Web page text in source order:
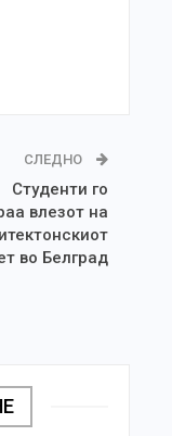
СЛЕДНО
Студенти го
влезот на
во Белград